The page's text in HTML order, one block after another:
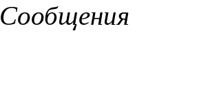
Сообщения